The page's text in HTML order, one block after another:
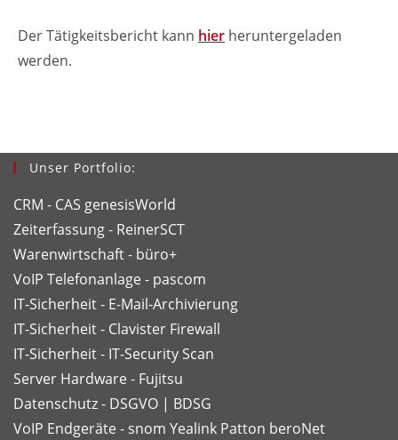
Der Tätigkeitsbericht kann hier heruntergeladen
werden.
Unser Portfolio:
CRM - CAS genesisWorld
Zeiterfassung - ReinerSCT
Warenwirtschaft - büro+
VoIP Telefonanlage - pascom
IT-Sicherheit - E-Mail-Archivierung
IT-Sicherheit - Clavister Firewall
IT-Sicherheit - IT-Security Scan
Server Hardware - Fujitsu
Datenschutz - DSGVO | BDSG
VoIP Endgeräte - snom Yealink Patton beroNet